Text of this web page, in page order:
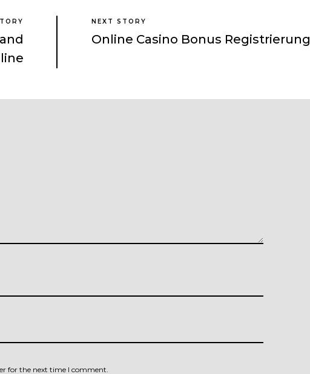
NEXT STORY
Online Casino Bonus Registrierung
for the next time I comment.